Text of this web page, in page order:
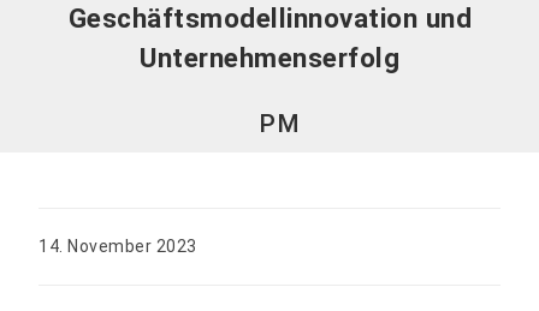
Geschäftsmodellinnovation und
Unternehmenserfolg
PM
14. November 2023